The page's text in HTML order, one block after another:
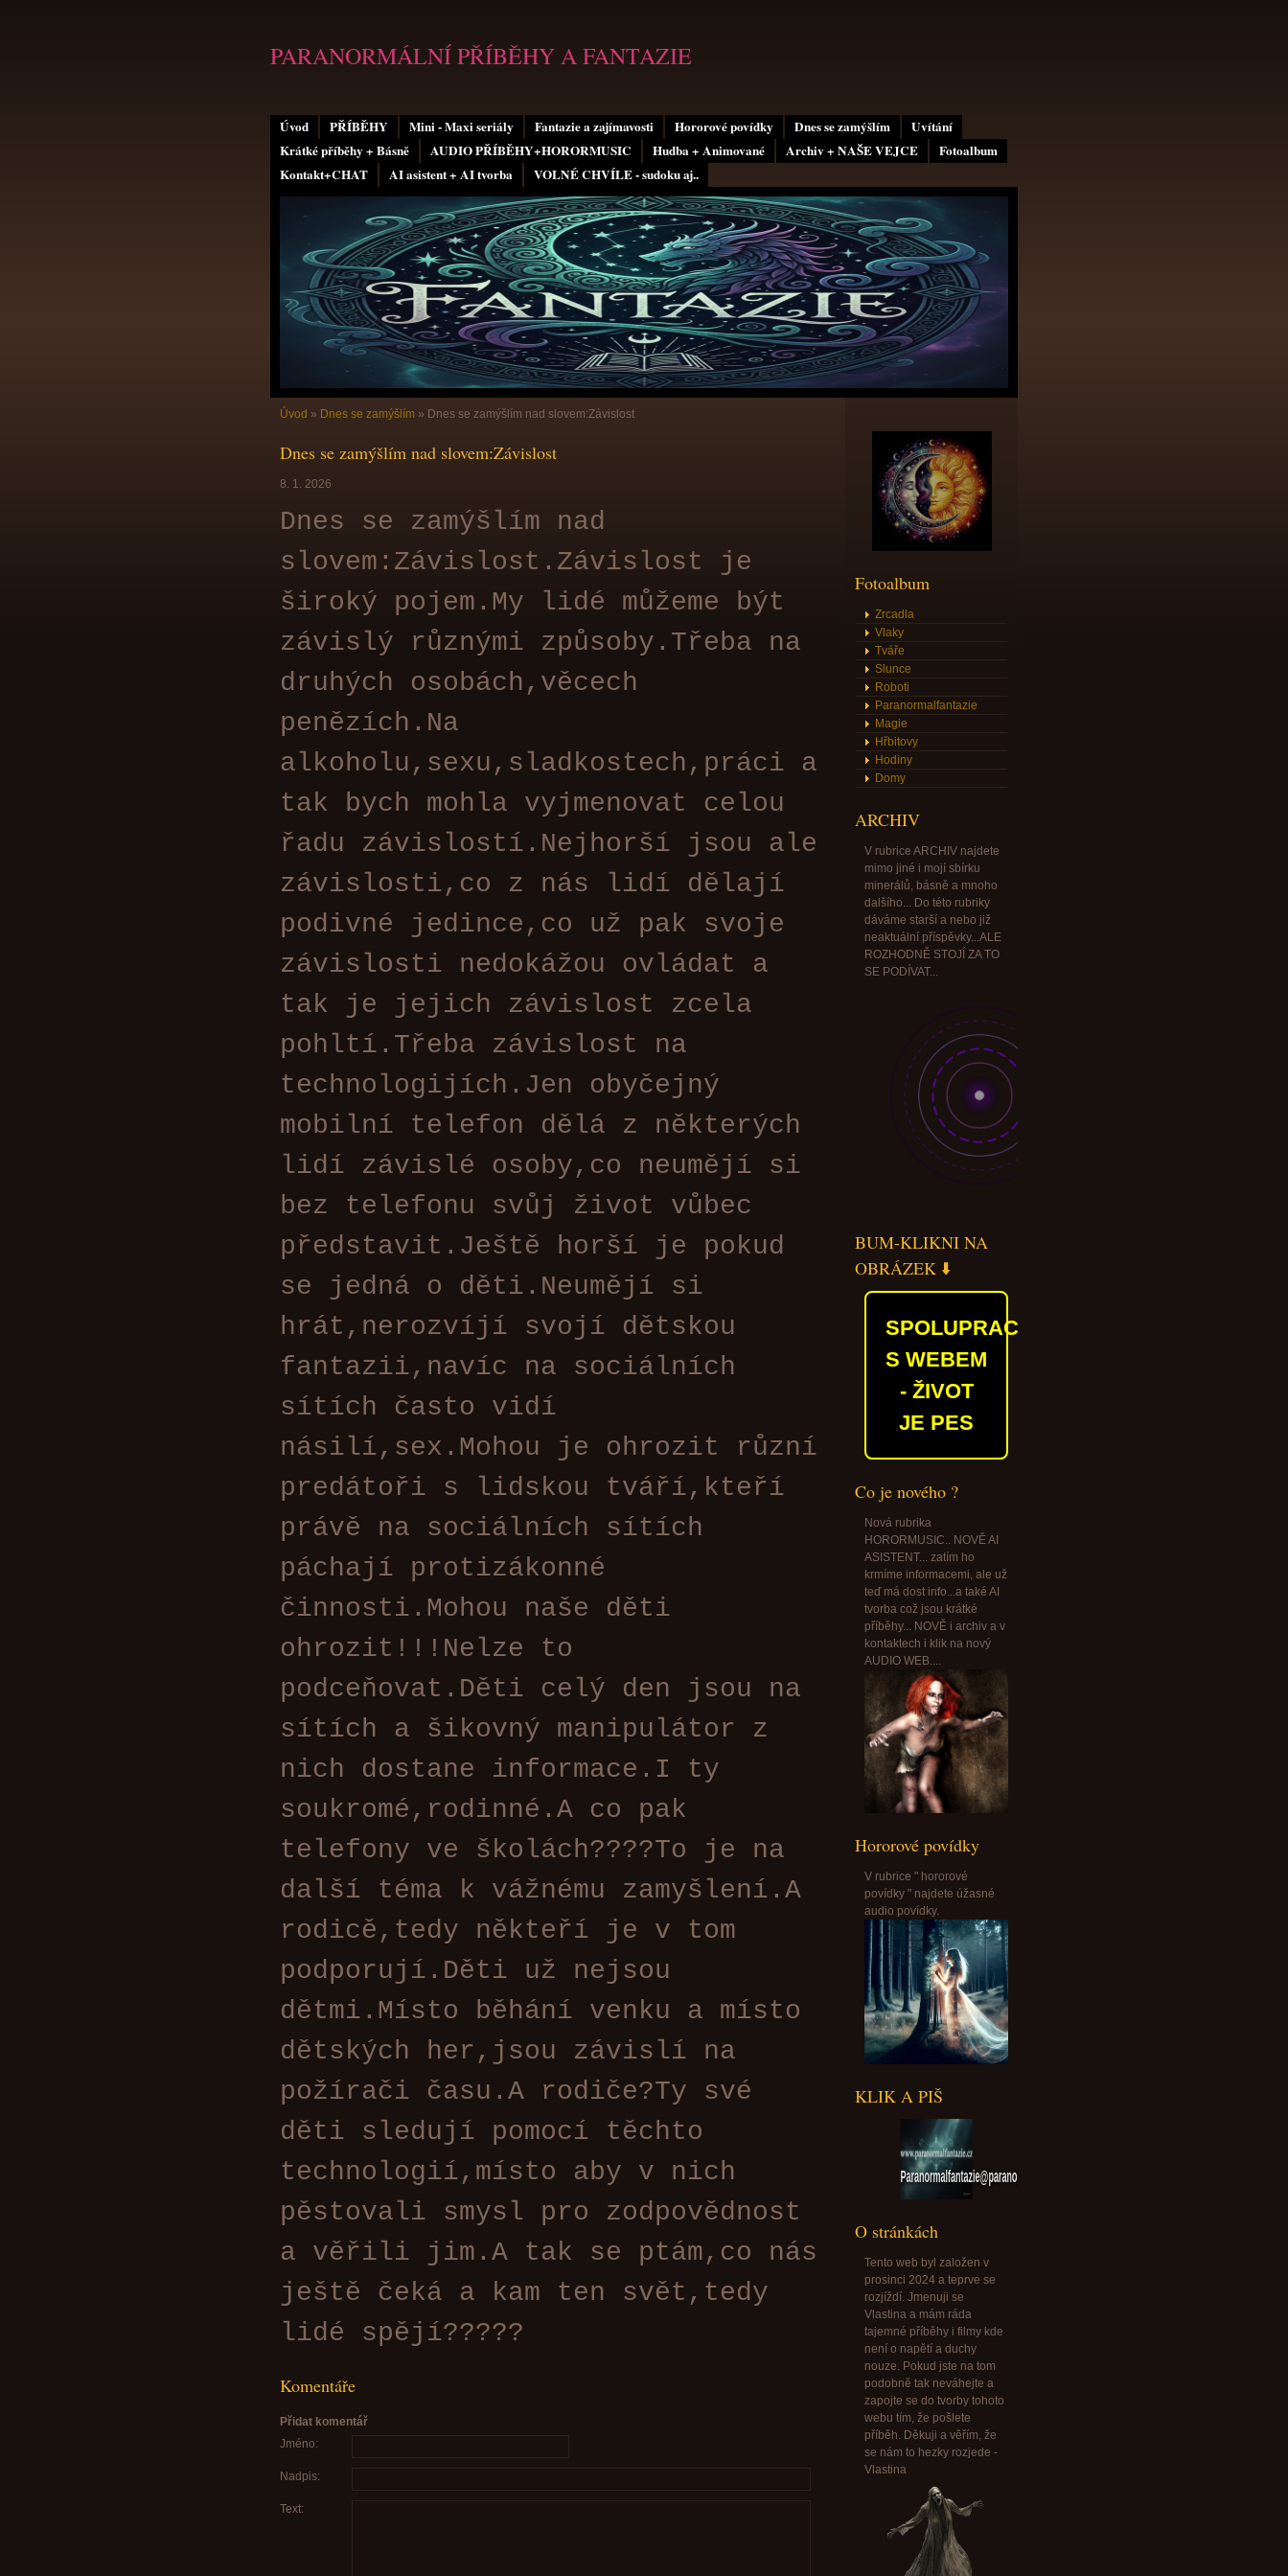
Úvod PŘÍBĚHY Mini - Maxi seriály Fantazie a zajímavosti Hororové povídky Dnes se zamýšlím
Uvítání
Krátké příběhy + Básně
AUDIO PŘÍBĚHY+HORORMUSIC Hudba + Animované Archiv + NAŠE VEJCE
Fotoalbum
Kontakt+CHAT
AI asistent + AI tvorba VOLNÉ CHVÍLE - sudoku aj..
PARANORMÁLNÍ PŘÍBĚHY A FANTAZIE
Úvod » Dnes se zamýšlím » Dnes se zamýšlím nad slovem:Závislost
Dnes se zamýšlím nad slovem:Závislost
8. 1. 2026
Dnes se zamýšlím nad
slovem:Závislost.Závislost je
široký pojem.My lidé můžeme být
závislý různými způsoby.Třeba na
druhých osobách,věcech
penězích.Na
alkoholu,sexu,sladkostech,práci a
tak bych mohla vyjmenovat celou
řadu závislostí.Nejhorší jsou ale
závislosti,co z nás lidí dělají
podivné jedince,co už pak svoje
závislosti nedokážou ovládat a
tak je jejich závislost zcela
pohltí.Třeba závislost na
technologijích.Jen obyčejný
mobilní telefon dělá z některých
lidí závislé osoby,co neumějí si
bez telefonu svůj život vůbec
představit.Ještě horší je pokud
se jedná o děti.Neumějí si
hrát,nerozvíjí svojí dětskou
fantazii,navíc na sociálních
sítích často vidí
násilí,sex.Mohou je ohrozit různí
predátoři s lidskou tváří,kteří
právě na sociálních sítích
páchají protizákonné
činnosti.Mohou naše děti
ohrozit!!!Nelze to
podceňovat.Děti celý den jsou na
sítích a šikovný manipulátor z
nich dostane informace.I ty
soukromé,rodinné.A co pak
telefony ve školách????To je na
další téma k vážnému zamyšlení.A
rodicě,tedy někteří je v tom
podporují.Děti už nejsou
dětmi.Místo běhání venku a místo
dětských her,jsou závislí na
požírači času.A rodiče?Ty své
děti sledují pomocí těchto
technologií,místo aby v nich
pěstovali smysl pro zodpovědnost
a věřili jim.A tak se ptám,co nás
ještě čeká a kam ten svět,tedy
lidé spějí?????
Komentáře
Přidat komentář
Jméno:
Nadpis:
Text:
Fotoalbum
Zrcadla
Vlaky
Tváře
Slunce
Roboti
Paranormalfantazie
Magie
Hřbitovy
Hodiny
Domy
ARCHIV
V rubrice ARCHIV najdete
mimo jiné i mojí sbírku
minerálů, básně a mnoho
dalšího... Do této rubriky
dáváme starší a nebo již
neaktuální příspěvky...ALE
ROZHODNĚ STOJÍ ZA TO
SE PODÍVAT...
BUM-KLIKNI NA
OBRÁZEK ⬇️
SPOLUPRACUJEME
S WEBEM
- ŽIVOT
JE PES
Co je nového ?
Nová rubrika
HORORMUSIC.. NOVĚ AI
ASISTENT... zatím ho
krmíme informacemi, ale už
teď má dost info...a také AI
tvorba což jsou krátké
příběhy... NOVĚ i archiv a v
kontaktech i klik na nový
AUDIO WEB....
Hororové povídky
V rubrice " hororové
povídky " najdete úžasné
audio povídky.
KLIK A PIŠ
Paranormalfantazie@paranormalfantazie.cz
O stránkách
Tento web byl založen v
prosinci 2024 a teprve se
rozjíždí. Jmenuji se
Vlastina a mám ráda
tajemné příběhy i filmy kde
není o napětí a duchy
nouze. Pokud jste na tom
podobně tak neváhejte a
zapojte se do tvorby tohoto
webu tím, že pošlete
příběh. Děkuji a věřím, že
se nám to hezky rozjede -
Vlastina